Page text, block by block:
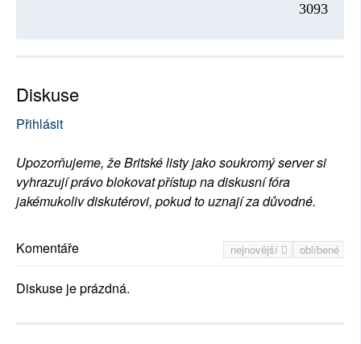
3093
Diskuse
Přihlásit
Upozorňujeme, že Britské listy jako soukromý server si
vyhrazují právo blokovat přístup na diskusní fóra
jakémukoliv diskutérovi, pokud to uznají za důvodné.
nejnovější oblíbené
Komentáře
Diskuse je prázdná.